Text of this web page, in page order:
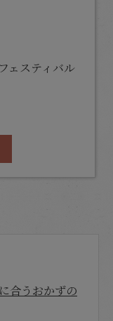
ェスティバル
合うおかずの